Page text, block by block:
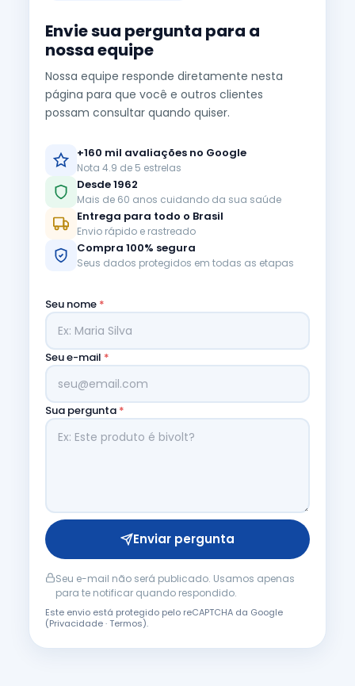
Envie sua pergunta para a
nossa equipe
Nossa equipe responde diretamente nesta
página para que você e outros clientes
possam consultar quando quiser.
+160 mil avaliações no Google
Nota 4.9 de 5 estrelas
Desde 1962
Mais de 60 anos cuidando da sua saúde
Entrega para todo o Brasil
Envio rápido e rastreado
Compra 100% segura
Seus dados protegidos em todas as etapas
Seu nome *
Seu e-mail *
Sua pergunta *
Enviar pergunta
Seu e-mail não será publicado. Usamos apenas
para te notificar quando respondido.
Este envio está protegido pelo reCAPTCHA da Google
(Privacidade·Termos).